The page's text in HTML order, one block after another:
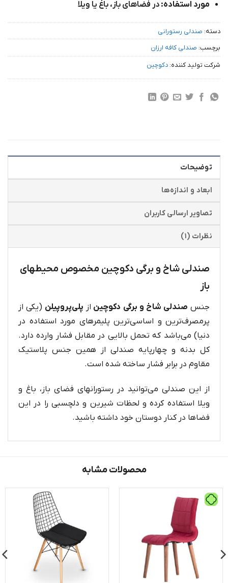
مورد استفاده: در فضاهای باز، باغ یا ویلا
دسته: صندلی رستورانی
برچسب: صندلی کافه ارزان
شرکت تولید کننده: دکوچین
توضیحات
ابعاد و اندازه‌ها
تصاویر ارسالی کاربران
نظرات (۱)
صندلی شاخ و برگی دکوچین مخصوص محیطهای
باز
جنس صندلی شاخ و برگی دکوچین از پلی‌پروپیلن (یکی از
پرمصرف‌ترین و اساسی‌ترین پلیمرهای مورد استفاده در
دنیا) می‌باشد که تحمل بالایی در مقابل فشار وارده دارد.
کل بدنه و چهارپایه صندلی از همین جنس پلاستیک
مقاوم در برابر فشار ساخته شده است.
از این صندلی می‌توانید در رستورانهای فضای باز، باغ و
ویلا استفاده کرده و لحظات شیرین و دلچسبی را در این
فضاها در کنار دوستان خود داشته باشید.
محصولات مشابه